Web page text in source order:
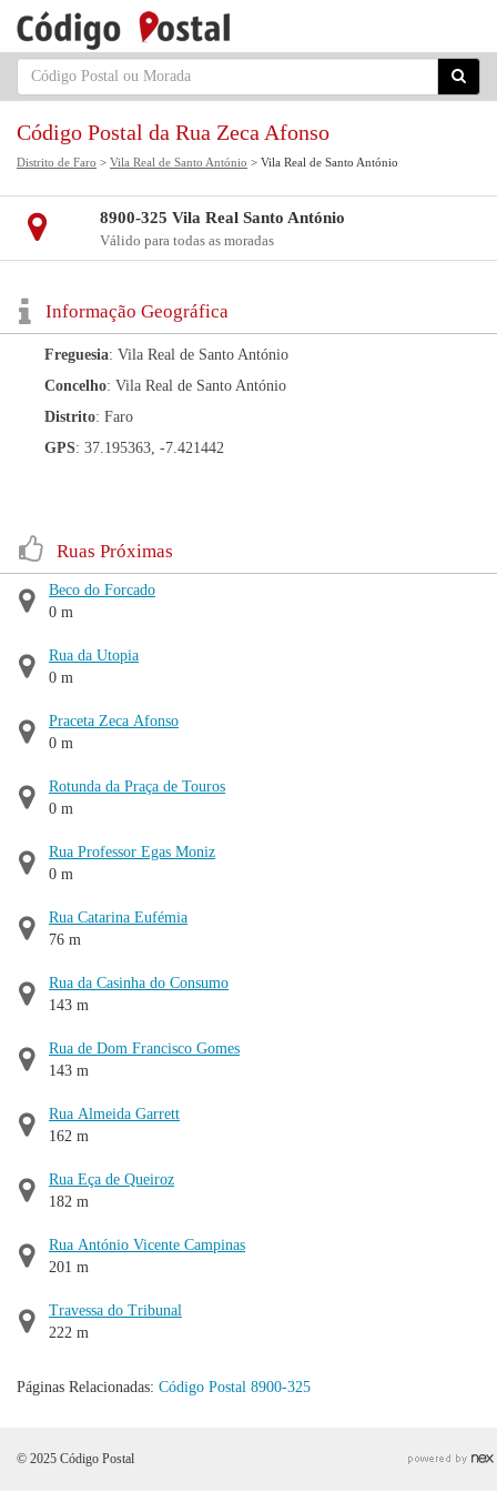
Código Postal da Rua Zeca Afonso
Distrito de Faro > Vila Real de Santo António > Vila Real de Santo António
8900-325 Vila Real Santo António
Válido para todas as moradas
Informação Geográfica
Freguesia: Vila Real de Santo António
Concelho: Vila Real de Santo António
Distrito: Faro
GPS: 37.195363, -7.421442
Ruas Próximas
Beco do Forcado
0 m
Rua da Utopia
0 m
Praceta Zeca Afonso
0 m
Rotunda da Praça de Touros
0 m
Rua Professor Egas Moniz
0 m
Rua Catarina Eufémia
76 m
Rua da Casinha do Consumo
143 m
Rua de Dom Francisco Gomes
143 m
Rua Almeida Garrett
162 m
Rua Eça de Queiroz
182 m
Rua António Vicente Campinas
201 m
Travessa do Tribunal
222 m
Páginas Relacionadas: Código Postal 8900-325
© 2025 Código Postal